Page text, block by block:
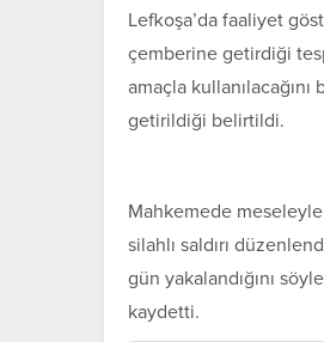
Lefkoşa’da faaliyet
çemberine getirdiği
amaçla
getirildiği belirtildi.
Mahkemede
silahlı saldırı
gün yakalandığını
kaydetti.